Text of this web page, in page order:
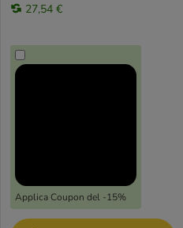
27,54 €
Applica Coupon del -15%